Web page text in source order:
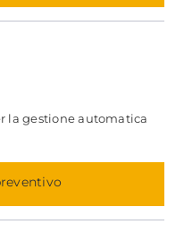
la gestione automatica